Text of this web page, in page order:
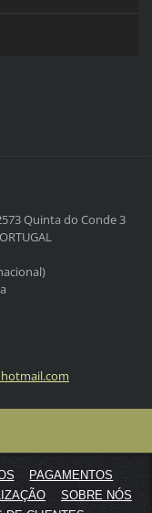
Quinta do Conde 3
tmail.com
PAGAMENTOS
SOBRE NÓS